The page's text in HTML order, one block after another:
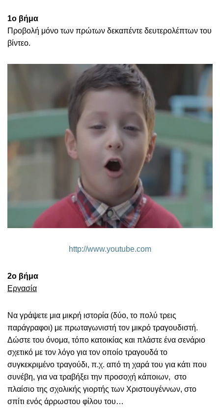
1ο βήμα
Προβολή μόνο των πρώτων δεκαπέντε δευτερολέπτων του
βίντεο.
http://www.youtube.com
2ο βήμα
Εργασία
Να γράψετε μια μικρή ιστορία (δύο, το πολύ τρεις
παράγραφοι) με πρωταγωνιστή τον μικρό τραγουδιστή.
Δώστε του όνομα, τόπο κατοικίας και πλάστε ένα σενάριο
σχετικό με τον λόγο για τον οποίο τραγουδά το
συγκεκριμένο τραγούδι, π.χ. από τη χαρά του για κάτι που
συνέβη, για να τραβήξει την προσοχή κάποιων, στο
πλαίσιο της σχολικής γιορτής των Χριστουγέννων, στο
σπίτι ενός άρρωστου φίλου του…